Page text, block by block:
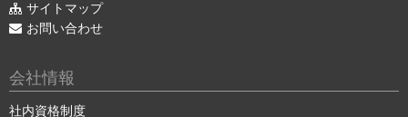
サイトマップ
お問い合わせ
会社情報
社内資格制度